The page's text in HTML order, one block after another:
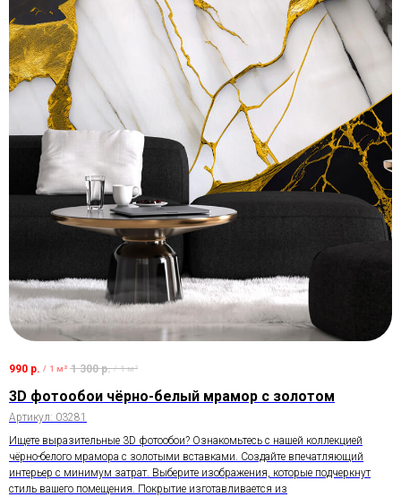
990 р. / 1 м² 1 300 р. / 1 м²
3D фотообои чёрно-белый мрамор с золотом
Артикул: 03281
Ищете выразительные 3D фотообои? Ознакомьтесь с нашей коллекцией
чёрно-белого мрамора с золотыми вставками. Создайте впечатляющий
интерьер с минимум затрат. Выберите изображения, которые подчеркнут
стиль вашего помещения. Покрытие изготавливается из